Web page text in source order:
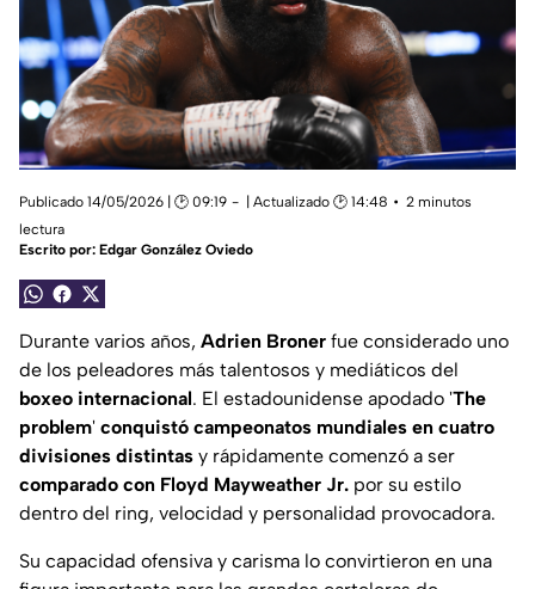
Publicado 14/05/2026 | 🕑 09:19 | Actualizado 🕑 14:48
2 minutos
lectura
Escrito por: Edgar González Oviedo
Durante varios años, Adrien Broner fue considerado uno
de los peleadores más talentosos y mediáticos del
boxeo internacional. El estadounidense apodado 'The
problem' conquistó campeonatos mundiales en cuatro
divisiones distintas y rápidamente comenzó a ser
comparado con Floyd Mayweather Jr. por su estilo
dentro del ring, velocidad y personalidad provocadora.
Su capacidad ofensiva y carisma lo convirtieron en una